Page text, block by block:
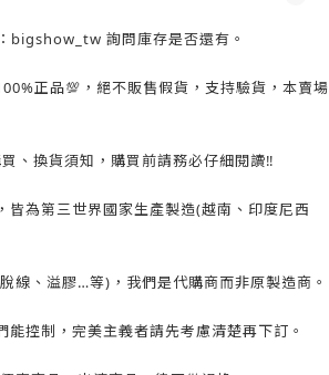
bigshow_tw 詢問庫存是否還有。
正品💯，絕不販售假貨，支持驗貨，本賣場
、換貨須知，購買前請務必仔細閱讀‼️
皆為第三世界國家生產製造(越南、印度尼西
線、溢膠…等)，我們是代購商而非原製造商。
能控制，完美主義者請先考慮清楚再下訂。